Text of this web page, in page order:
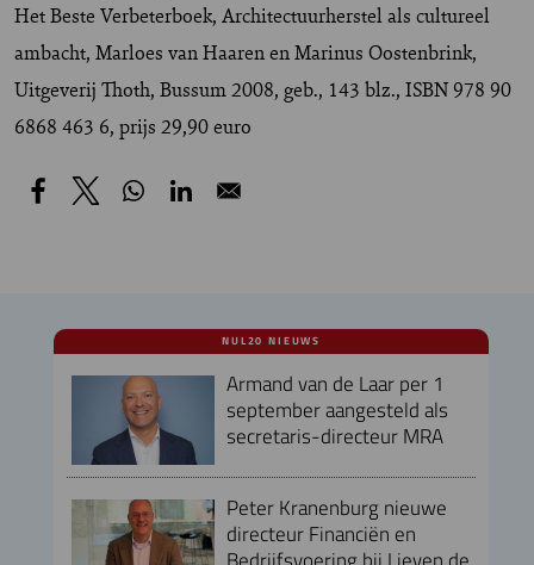
Het Beste Verbeterboek, Architectuurherstel als cultureel
ambacht, Marloes van Haaren en Marinus Oostenbrink,
Uitgeverij Thoth, Bussum 2008, geb., 143 blz., ISBN 978 90
6868 463 6, prijs 29,90 euro
NUL20 NIEUWS
Armand van de Laar per 1
september aangesteld als
secretaris-directeur MRA
Peter Kranenburg nieuwe
directeur Financiën en